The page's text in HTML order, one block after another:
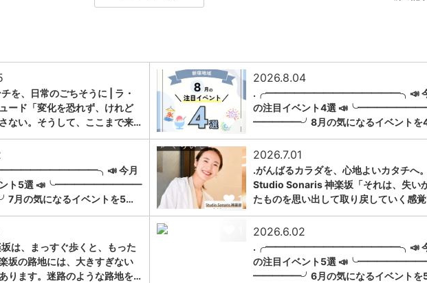
を、日常のごちそうに | ラ・
ード「変化を恐れず、けれど
ない。そうして、ここまで来…
1
2026.8.04
.╭━━━━━━━━━━━━━━╮📣
の注目イベント4選
━━━━━╯8月の気になるイベントを
今月
ント5選 📣╰━━━━━━━━━
の気になるイベントを5…
1
2026.7.01
.がんばるカラダを、心地よいカタチへ
Studio Sonaris 神楽坂「それは、失い
たものを思い出して取り戻していく感
は、まっすぐ歩くと、もった
坂の路地には、大きすぎない
ります。迷路のような路地を…
2026.6.02
.╭━━━━━━━━━━━━━━╮📣
の注目イベント5選
━━━━━╯6月の気になるイベントを